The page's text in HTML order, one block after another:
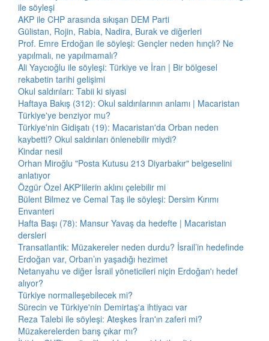
ile söyleşi
AKP ile CHP arasında sıkışan DEM Parti
Gülistan, Rojin, Rabia, Nadira, Burak ve diğerleri
Prof. Emre Erdoğan ile söyleşi: Gençler neden hınçlı? Ne
yapılmalı, ne yapılmamalı?
Ali Yaycıoğlu ile söyleşi: Türkiye ve İran | Bir bölgesel
rekabetin tarihi gelişimi
Okul saldırıları: Tabii ki siyasi
Haftaya Bakış (312): Okul saldırılarının anlamı | Macaristan
Türkiye'ye benziyor mu?
Türkiye'nin Gidişatı (19): Macaristan'da Orban neden
kaybetti? Okul saldırıları önlenebilir miydi?
Kindar nesil
Orhan Miroğlu "Posta Kutusu 213 Diyarbakır" belgeselini
anlatıyor
Özgür Özel AKP'lilerin aklını çelebilir mi
Bülent Bilmez ve Cemal Taş ile söyleşi: Dersim Kırımı
Envanteri
Hafta Başı (78): Mansur Yavaş da hedefte | Macaristan
dersleri
Transatlantik: Müzakereler neden durdu? İsrail’in hedefinde
Erdoğan var, Orban’ın yaşadığı hezimet
Netanyahu ve diğer İsrail yöneticileri niçin Erdoğan'ı hedef
alıyor?
Türkiye normalleşebilecek mi?
Sürecin ve Türkiye'nin Demirtaş'a ihtiyacı var
Reza Talebi ile söyleşi: Ateşkes İran'ın zaferi mi?
Müzakerelerden barış çıkar mı?